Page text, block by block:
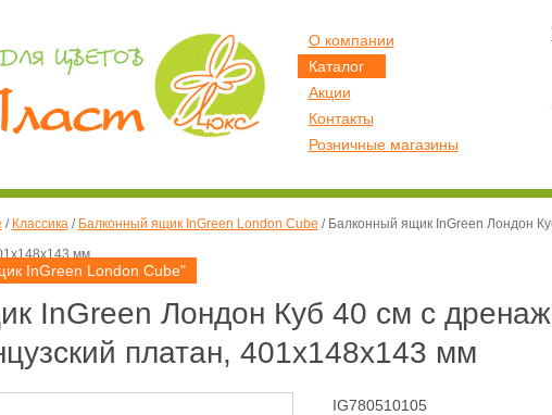
/ Классика/ Балконный ящик InGreen London Cube / Балконный ящик InGreen Лондон
мм
InGreen London Cube"
InGreen Лондон Куб 40 см c
платан, 401х148х143 мм
IG780510105
О компании
Каталог
Акции
Контакты
Розничные магазины